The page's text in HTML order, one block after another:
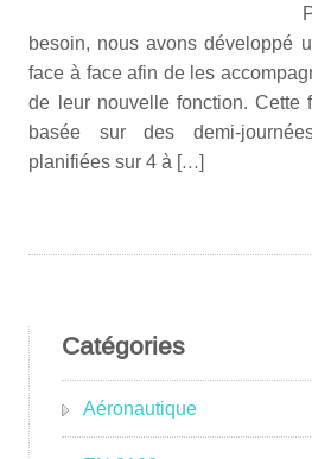
besoin, nous avons développé
face à face afin de les
de leur nouvelle fonction. Cette
basée sur des demi-
planifiées sur 4 à […]
Catégories
Aéronautique